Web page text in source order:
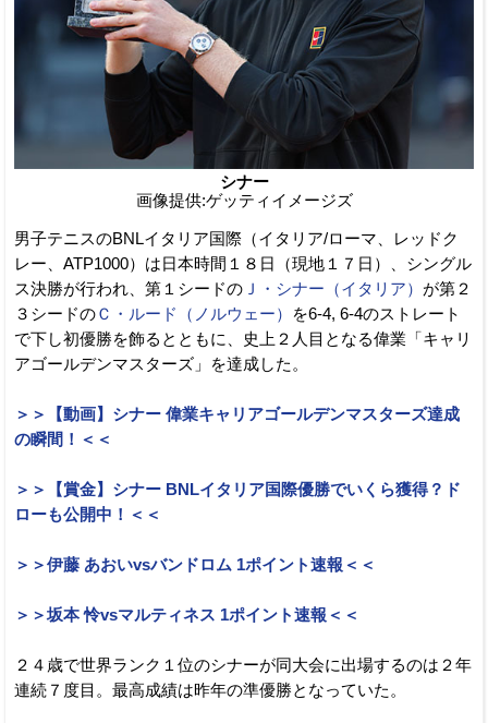
シナー
画像提供:ゲッティイメージズ
男子テニスのBNLイタリア国際（イタリア/ローマ、レッドク
レー、ATP1000）は日本時間１８日（現地１７日）、シングル
ス決勝が行われ、第１シードの Ｊ・シナー（イタリア） が第２
３シードのＣ・ルード（ノルウェー）
を6-4, 6-4のストレート
で下し初優勝を飾るとともに、史上２人目となる偉業「キャリ
アゴールデンマスターズ」を達成した。
＞＞【動画】シナー 偉業キャリアゴールデンマスターズ達成
の瞬間！＜＜
＞＞【賞金】シナー BNLイタリア国際優勝でいくら獲得？ド
ローも公開中！＜＜
＞＞伊藤 あおいvsバンドロム 1ポイント速報＜＜
＞＞坂本 怜vsマルティネス 1ポイント速報＜＜
２４歳で世界ランク１位のシナーが同大会に出場するのは２年
連続７度目。最高成績は昨年の準優勝となっていた。